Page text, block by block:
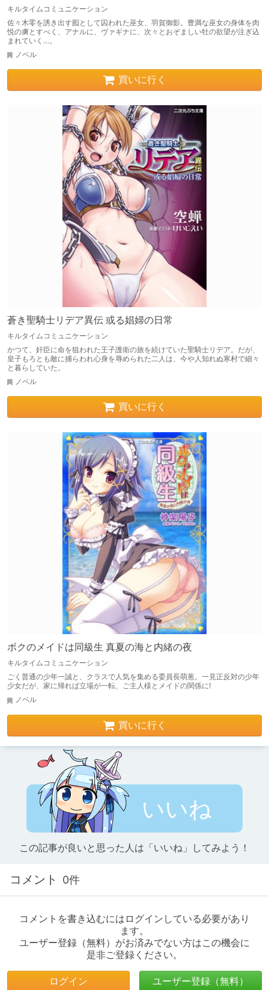
キルタイムコミュニケーション
佐々木零を誘き出す囮として囚われた巫女、羽賀御影。豊満な巫女の身体を肉
悦の虜とすべく、アナルに、ヴァギナに、次々とおぞましい牡の欲望が注ぎ込
まれていく…。
ノベル
買いに行く
蒼き聖騎士リデア異伝 或る娼婦の日常
キルタイムコミュニケーション
かつて、奸臣に命を狙われた王子護衛の旅を続けていた聖騎士リデア。だが、
皇子もろとも敵に捕らわれ心身を辱められた二人は、今や人知れぬ寒村で細々
と暮らしていた。
ノベル
買いに行く
ボクのメイドは同級生 真夏の海と内緒の夜
キルタイムコミュニケーション
ごく普通の少年一誠と、クラスで人気を集める委員長萌葱。一見正反対の少年
少女だが、家に帰れば立場が一転、ご主人様とメイドの関係に!
ノベル
買いに行く
いいね
この記事が良いと思った人は「いいね」してみよう！
コメント 0件
コメントを書き込むにはログインしている必要があり
ます。
ユーザー登録（無料）がお済みでない方はこの機会に
是非ご登録ください。
ログイン ユーザー登録（無料）